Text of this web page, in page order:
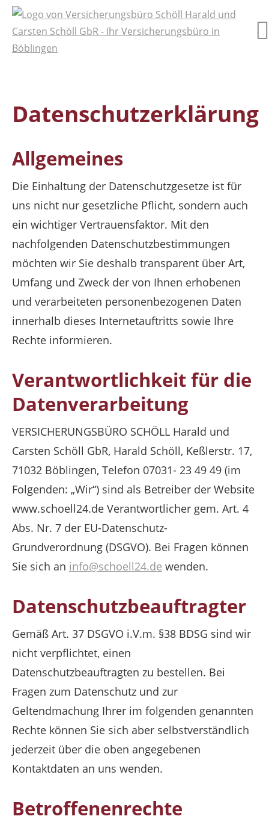
Datenschutzerklärung
Allgemeines
Die Einhaltung der Datenschutzgesetze ist für
uns nicht nur gesetzliche Pflicht, sondern auch
ein wichtiger Vertrauensfaktor. Mit den
nachfolgenden Datenschutzbestimmungen
möchten wir Sie deshalb transparent über Art,
Umfang und Zweck der von Ihnen erhobenen
und verarbeiteten personenbezogenen Daten
innerhalb dieses Internetauftritts sowie Ihre
Rechte informieren.
Verantwortlichkeit für die
Datenverarbeitung
VERSICHERUNGSBÜRO SCHÖLL Harald und
Carsten Schöll GbR, Harald Schöll, Keßlerstr. 17,
71032 Böblingen, Telefon 07031- 23 49 49 (im
Folgenden: „Wir“) sind als Betreiber der Website
www.schoell24.de Verantwortlicher gem. Art. 4
Abs. Nr. 7 der EU-Datenschutz-
Grundverordnung (DSGVO). Bei Fragen können
Sie sich an info@schoell24.de wenden.
Datenschutzbeauftragter
Gemäß Art. 37 DSGVO i.V.m. §38 BDSG sind wir
nicht verpflichtet, einen
Datenschutzbeauftragten zu bestellen. Bei
Fragen zum Datenschutz und zur
Geltendmachung Ihrer im folgenden genannten
Rechte können Sie sich aber selbstverständlich
jederzeit über die oben angegebenen
Kontaktdaten an uns wenden.
Betroffenenrechte